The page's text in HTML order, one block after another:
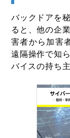
バックドアを
ると、他の企
害者から加害
遠隔操作で知
バイスの持ち